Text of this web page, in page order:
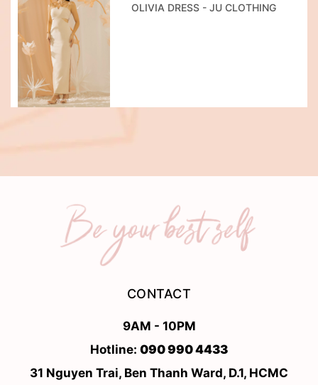
OLIVIA DRESS - JU CLOTHING
CONTACT
9AM - 10PM
Hotline: 090 990 4433
31 Nguyen Trai, Ben Thanh Ward, D.1, HCMC